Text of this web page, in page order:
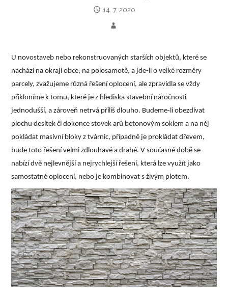
14. 7. 2020
U novostaveb nebo rekonstruovaných starších objektů, které se
nachází na okraji obce, na polosamotě, a jde-li o velké rozměry
parcely, zvažujeme různá řešení oplocení, ale zpravidla se vždy
přikloníme k tomu, které je z hlediska stavební náročnosti
jednodušší, a zároveň netrvá příliš dlouho. Budeme-li obezdívat
plochu desítek či dokonce stovek arů betonovým soklem a na něj
pokládat masivní bloky z tvárnic, případně je prokládat dřevem,
bude toto řešení velmi zdlouhavé a drahé. V současné době se
nabízí dvě nejlevnější a nejrychlejší řešení, která lze využít jako
samostatné oplocení, nebo je kombinovat s živým plotem.